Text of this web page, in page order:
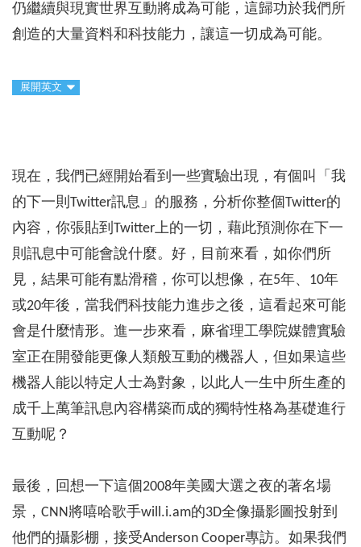
仍繼續與現實世界互動將成為可能，這歸功於我們所
創造的大量資料和科技能力，讓這一切成為可能。
展開英文
現在，我們已經開始看到一些實驗出現，有個叫「我
的下一則Twitter訊息」的服務，分析你整個Twitter的
內容，你張貼到Twitter上的一切，藉此預測你在下一
則訊息中可能會說什麼。好，目前來看，如你們所
見，結果可能有點滑稽，你可以想像，在5年、10年
或20年後，當我們科技能力進步之後，這看起來可能
會是什麼情形。進一步來看，麻省理工學院媒體實驗
室正在開發能更像人類般互動的機器人，但如果這些
機器人能以特定人士為對象，以此人一生中所生產的
成千上萬筆訊息內容構築而成的獨特性格為基礎進行
互動呢？
最後，回想一下這個2008年美國大選之夜的著名場
景，CNN將嘻哈歌手will.i.am的3D全像攝影圖投射到
他們的攝影棚，接受Anderson Cooper專訪。如果我們